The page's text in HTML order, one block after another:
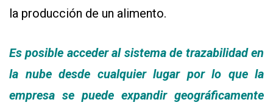
la producción de un alimento.
Es posible acceder al sistema de trazabilidad en
la nube desde cualquier lugar por lo que la
empresa se puede expandir geográficamente